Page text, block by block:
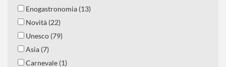
Enogastronomia (13)
Novità (22)
Unesco (79)
Asia (7)
Carnevale (1)